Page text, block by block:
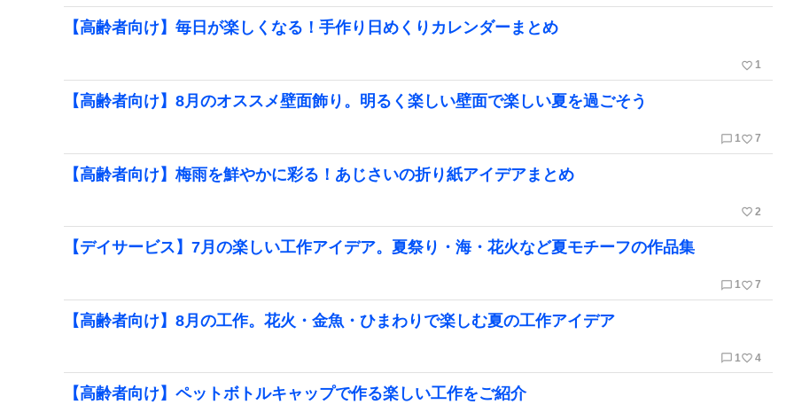
【高齢者向け】毎日が楽しくなる！手作り日めくりカレンダーまとめ
favorite_border 1
【高齢者向け】8月のオススメ壁面飾り。明るく楽しい壁面で楽しい夏を過ごそう
chat_bubble_outline 1 favorite_border 7
【高齢者向け】梅雨を鮮やかに彩る！あじさいの折り紙アイデアまとめ
favorite_border 2
【デイサービス】7月の楽しい工作アイデア。夏祭り・海・花火など夏モチーフの作品集
chat_bubble_outline 1 favorite_border 7
【高齢者向け】8月の工作。花火・金魚・ひまわりで楽しむ夏の工作アイデア
chat_bubble_outline 1 favorite_border 4
【高齢者向け】ペットボトルキャップで作る楽しい工作をご紹介